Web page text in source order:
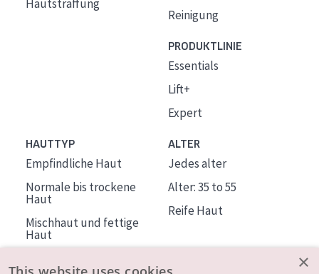
Hautstraffung
Reinigung
PRODUKTLINIE
Essentials
Lift+
Expert
HAUTTYP
Empfindliche Haut
Normale bis trockene
Haut
Mischhaut und fettige
Haut
ALTER
Jedes alter
Alter: 35 to 55
Reife Haut
×